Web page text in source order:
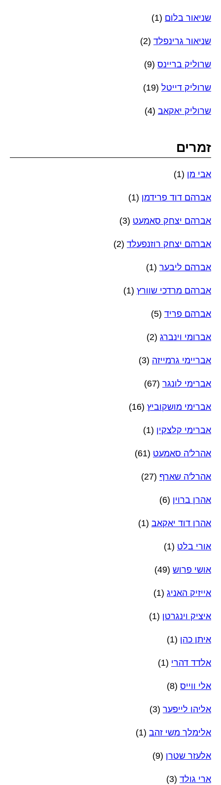
שניאור בלום (1)
שניאור גרינפלד (2)
שרוליק בריינס (9)
שרוליק דייטל (19)
שרוליק יאקאב (4)
זמרים
אבי מן (1)
אברהם דוד פרידמן (1)
אברהם יצחק סאמעט (3)
אברהם יצחק רוזנפעלד (2)
אברהם ליבער (1)
אברהם מרדכי שוורץ (1)
אברהם פריד (5)
אברומי וינברג (2)
אבריימי גרמייזה (3)
אברימי לונגר (67)
אברימי מושקוביץ (16)
אברימי קלצקין (1)
אהרל'ה סאמעט (61)
אהרל'ה שארף (27)
אהרן ברוין (6)
אהרן דוד יאקאב (1)
אורי בלט (1)
אושי פרוש (49)
אייזיק האניג (1)
איציק וינגרטן (1)
איתן כהן (1)
אלדד דהרי (1)
אלי ווייס (8)
אליהו לייפער (3)
אלימלך משי זהב (1)
אלעזר שטרן (9)
ארי גולד (3)